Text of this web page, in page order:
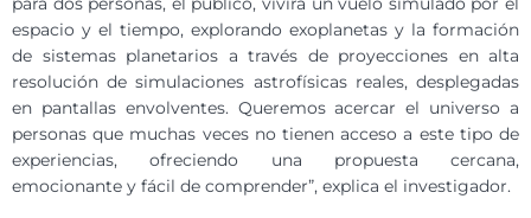
espacio y el tiempo, explorando exoplanetas y la formación
de sistemas planetarios a través de proyecciones en alta
resolución de simulaciones astrofísicas reales, desplegadas
en pantallas envolventes. Queremos acercar el universo a
personas que muchas veces no tienen acceso a este tipo de
experiencias, ofreciendo una propuesta cercana,
emocionante y fácil de comprender”, explica el investigador.